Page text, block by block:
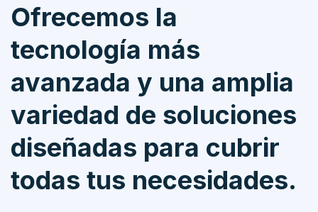
Ofrecemos la
tecnología más
avanzada y una amplia
variedad de soluciones
diseñadas para cubrir
todas tus necesidades.